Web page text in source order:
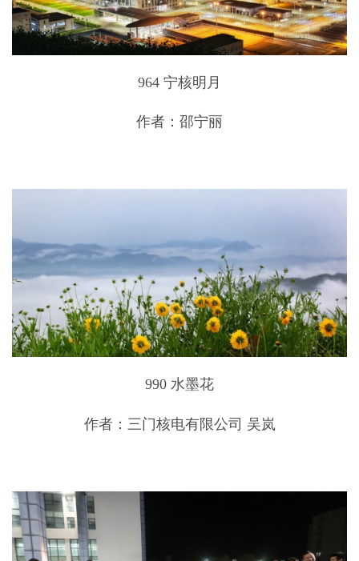
964 宁核明月
作者：邵宁丽
990 水墨花
作者：三门核电有限公司 吴岚